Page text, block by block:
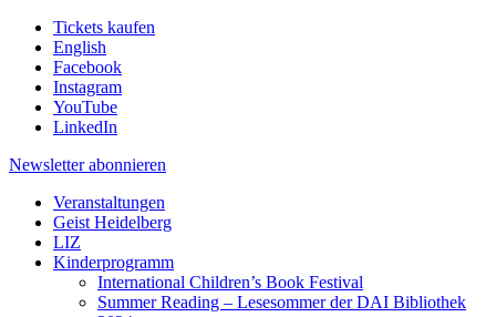
Tickets kaufen
English
Facebook
Instagram
YouTube
LinkedIn
Newsletter abonnieren
Veranstaltungen
Geist Heidelberg
LIZ
Kinderprogramm
International Children’s Book Festival
Summer Reading – Lesesommer der DAI Bibliothek